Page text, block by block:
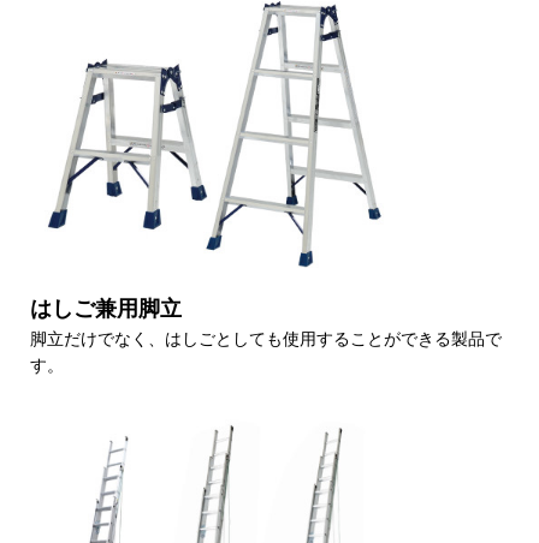
はしご兼用脚立
脚立だけでなく、はしごとしても使用することができる製品で
す。